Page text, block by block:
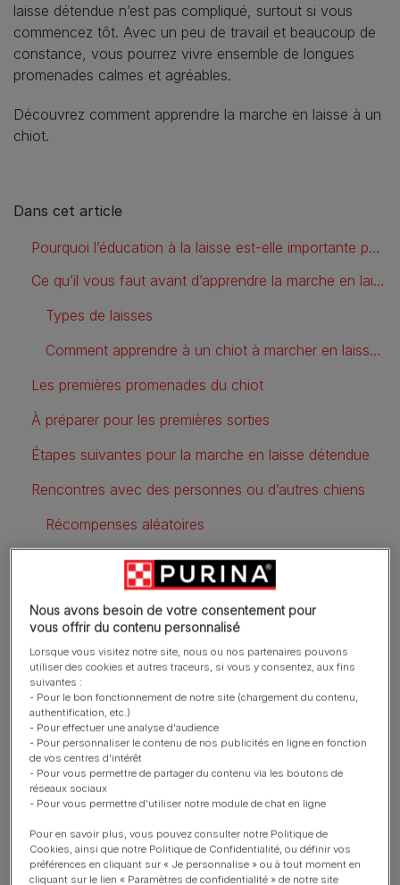
laisse détendue n’est pas compliqué, surtout si vous
commencez tôt. Avec un peu de travail et beaucoup de
constance, vous pourrez vivre ensemble de longues
promenades calmes et agréables.
Découvrez comment apprendre la marche en laisse à un
chiot.
Dans cet article
Pourquoi l’éducation à la laisse est-elle importante pour les chiots ?
Ce qu’il vous faut avant d’apprendre la marche en laisse à votre chiot
Types de laisses
Comment apprendre à un chiot à marcher en laisse ?
Les premières promenades du chiot
À préparer pour les premières sorties
Étapes suivantes pour la marche en laisse détendue
Rencontres avec des personnes ou d’autres chiens
Récompenses aléatoires
Comment empêcher un chiot de tirer sur la laisse ?
Astuces pour apprendre la marche en laisse détendue
Conseils pour les chiens adultes
FAQ
Pourquoi l’éducation à la
laisse est-elle importante
pour les chiots ?
Exercice
Nous avons besoin de votre consentement pour
vous offrir du contenu personnalisé
Lorsque vous visitez notre site, nous ou nos partenaires pouvons
utiliser des cookies et autres traceurs, si vous y consentez, aux fins
suivantes :
- Pour le bon fonctionnement de notre site (chargement du contenu,
authentification, etc.)
- Pour effectuer une analyse d'audience
- Pour personnaliser le contenu de nos publicités en ligne en fonction
de vos centres d'intérêt
- Pour vous permettre de partager du contenu via les boutons de
réseaux sociaux
- Pour vous permettre d'utiliser notre module de chat en ligne
Pour en savoir plus, vous pouvez consulter notre Politique de
Cookies, ainsi que notre Politique de Confidentialité, ou définir vos
préférences en cliquant sur « Je personnalise » ou à tout moment en
cliquant sur le lien « Paramètres de confidentialité » de notre site